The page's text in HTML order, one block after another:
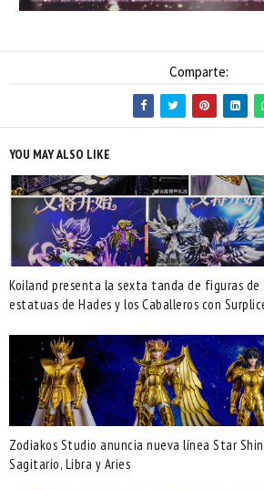
Comparte:
YOU MAY ALSO LIKE
Koiland presenta la sexta tanda de figuras de
estatuas de Hades y los Caballeros con
Zodiakos Studio anuncia nueva línea Star
Sagitario, Libra y Aries